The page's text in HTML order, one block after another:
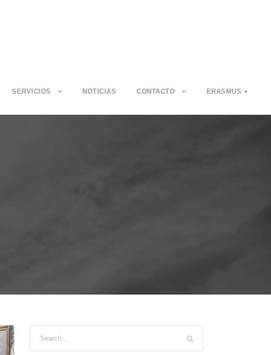
SERVICIOS NOTICIAS CONTACTO ERASMUS +